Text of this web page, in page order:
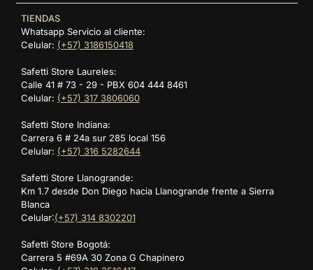
TIENDAS
Whatsapp Servicio al cliente:
Celular: (+57) 3186150418
Safetti Store Laureles:
Calle 41 # 73 - 29 - PBX 604 444 8461
Celular: (+57) 317 3806060
Safetti Store Indiana:
Carrera 6 # 24a sur 285 local 156
Celular: (+57) 316 5282644
Safetti Store Llanogrande:
Km 1.7 desde Don Diego hacia Llanogrande frente a Sierra
Blanca
Celular:(+57) 314 8302201
Safetti Store Bogotá:
Carrera 5 #69A 30 Zona G Chapinero